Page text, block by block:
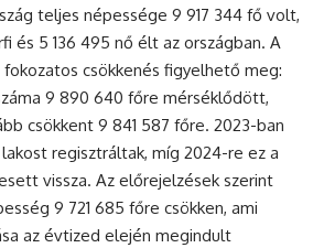
teljes népessége 9 917 344 fő volt,
és 5 136 495 nő élt az országban. A
csökkenés figyelhető meg:
9 890 640 főre mérséklődött,
csökkent 9 841 587 főre. 2023-ban
regisztráltak, míg 2024-re ez a
vissza. Az előrejelzések szerint
9 721 685 főre csökken, ami
az évtized elején megindult